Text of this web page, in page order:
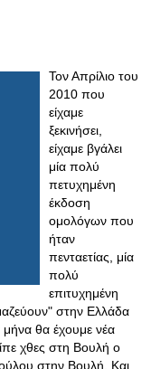
Τον Απρίλιο του
2010 που
είχαμε
ξεκινήσει,
είχαμε βγάλει
μία πολύ
πετυχημένη
έκδοση
ομολόγων που
ήταν
πενταετίας, μία
πολύ
επιτυχημένη
στην Ελλάδα
μήνα θα έχουμε νέα
χθες στη Βουλή ο
στην Βουλή. Και